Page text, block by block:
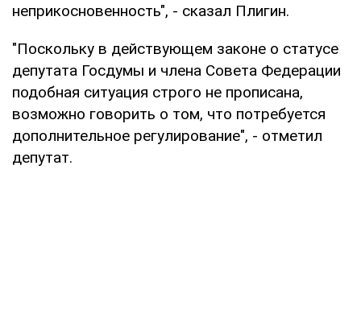
неприкосновенность", - сказал Плигин.
"Поскольку в действующем законе о статусе
депутата Госдумы и члена Совета Федерации
подобная ситуация строго не прописана,
возможно говорить о том, что потребуется
дополнительное регулирование", - отметил
депутат.